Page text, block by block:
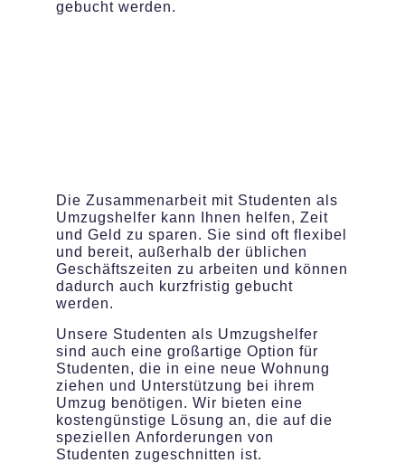
gebucht werden.
Die Zusammenarbeit mit Studenten als
Umzugshelfer kann Ihnen helfen, Zeit
und Geld zu sparen. Sie sind oft flexibel
und bereit, außerhalb der üblichen
Geschäftszeiten zu arbeiten und können
dadurch auch kurzfristig gebucht
werden.
Unsere Studenten als Umzugshelfer
sind auch eine großartige Option für
Studenten, die in eine neue Wohnung
ziehen und Unterstützung bei ihrem
Umzug benötigen. Wir bieten eine
kostengünstige Lösung an, die auf die
speziellen Anforderungen von
Studenten zugeschnitten ist.